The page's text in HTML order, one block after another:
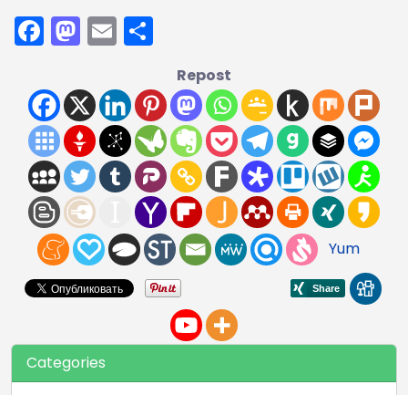
Facebook
Mastodon
Email
Repost
Yum
Categories